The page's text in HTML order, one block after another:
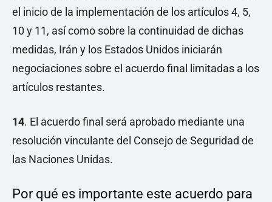
el inicio de la implementación de los artículos 4, 5,
10 y 11, así como sobre la continuidad de dichas
medidas, Irán y los Estados Unidos iniciarán
negociaciones sobre el acuerdo final limitadas a los
artículos restantes.
14. El acuerdo final será aprobado mediante una
resolución vinculante del Consejo de Seguridad de
las Naciones Unidas.
Por qué es importante este acuerdo para